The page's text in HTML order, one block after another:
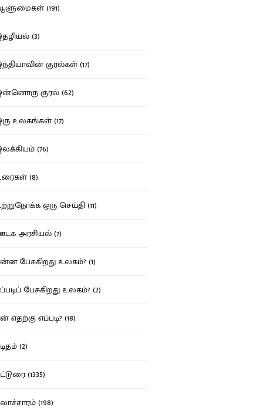
(191)
(3)
குரல்கள் (17)
குரல் (62)
உலகங்கள் (17)
(76)
(8)
ஒரு செய்தி (11)
அரசியல் (7)
பேசுகிறது உலகம்? (1)
பேசுகிறது உலகம்? (2)
எதற்கு எப்படி? (18)
(2)
(1335)
(198)